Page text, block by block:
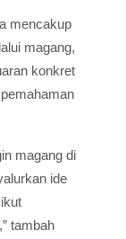
mencakup
magang,
konkret
magang di
ide
tambah